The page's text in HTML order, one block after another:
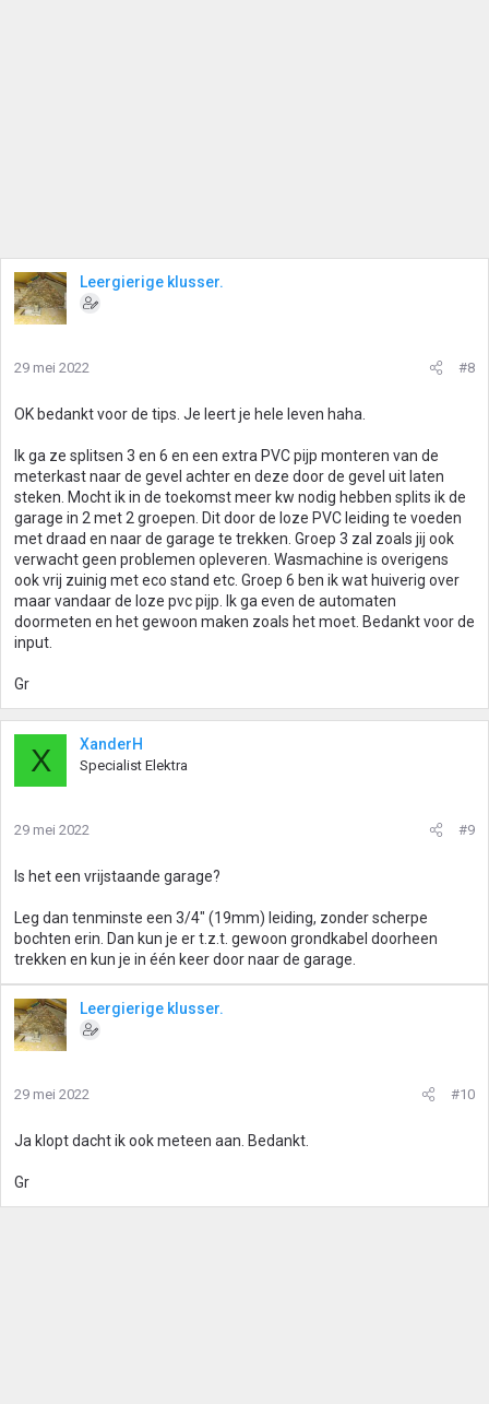
Leergierige klusser.
29 mei 2022 #8
OK bedankt voor de tips. Je leert je hele leven haha.
Ik ga ze splitsen 3 en 6 en een extra PVC pijp monteren van de
meterkast naar de gevel achter en deze door de gevel uit laten
steken. Mocht ik in de toekomst meer kw nodig hebben splits ik de
garage in 2 met 2 groepen. Dit door de loze PVC leiding te voeden
met draad en naar de garage te trekken. Groep 3 zal zoals jij ook
verwacht geen problemen opleveren. Wasmachine is overigens
ook vrij zuinig met eco stand etc. Groep 6 ben ik wat huiverig over
maar vandaar de loze pvc pijp. Ik ga even de automaten
doormeten en het gewoon maken zoals het moet. Bedankt voor de
input.
Gr
X XanderH
Specialist Elektra
29 mei 2022 #9
Is het een vrijstaande garage?
Leg dan tenminste een 3/4" (19mm) leiding, zonder scherpe
bochten erin. Dan kun je er t.z.t. gewoon grondkabel doorheen
trekken en kun je in één keer door naar de garage.
Leergierige klusser.
29 mei 2022 #10
Ja klopt dacht ik ook meteen aan. Bedankt.
Gr